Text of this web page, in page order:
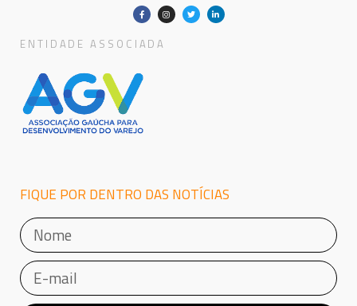
ENTIDADE ASSOCIADA
FIQUE POR DENTRO DAS NOTÍCIAS